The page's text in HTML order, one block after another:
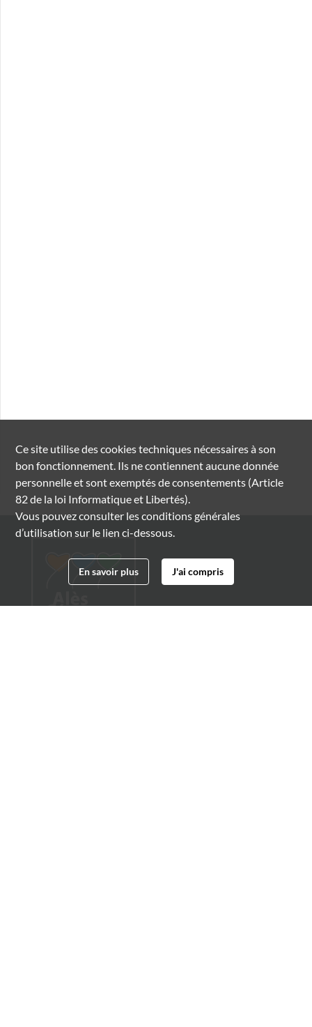
Ce site utilise descookiestechniques nécessaires à son
bon fonctionnement. Ils ne contiennent aucune donnée
personnelle et sont exemptés de consentements (Article
82 de la loi Informatique et Libertés).
Vous pouvez consulter les conditions générales
d’utilisation sur le lien ci-dessous.
En savoir plus J'ai compris